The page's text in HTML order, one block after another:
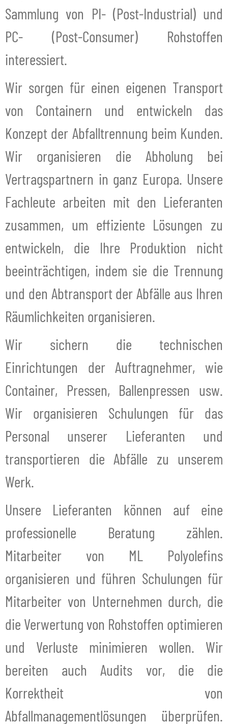
Sammlung von PI- (Post-Industrial) und
PC- (Post-Consumer) Rohstoffen
interessiert.
Wir sorgen für einen eigenen Transport
von Containern und entwickeln das
Konzept der Abfalltrennung beim Kunden.
Wir organisieren die Abholung bei
Vertragspartnern in ganz Europa. Unsere
Fachleute arbeiten mit den Lieferanten
zusammen, um effiziente Lösungen zu
entwickeln, die Ihre Produktion nicht
beeinträchtigen, indem sie die Trennung
und den Abtransport der Abfälle aus Ihren
Räumlichkeiten organisieren.
Wir sichern die technischen
Einrichtungen der Auftragnehmer, wie
Container, Pressen, Ballenpressen usw.
Wir organisieren Schulungen für das
Personal unserer Lieferanten und
transportieren die Abfälle zu unserem
Werk.
Unsere Lieferanten können auf eine
professionelle Beratung zählen.
Mitarbeiter von ML Polyolefins
organisieren und führen Schulungen für
Mitarbeiter von Unternehmen durch, die
die Verwertung von Rohstoffen optimieren
und Verluste minimieren wollen. Wir
bereiten auch Audits vor, die die
Korrektheit von
Abfallmanagementlösungen überprüfen.